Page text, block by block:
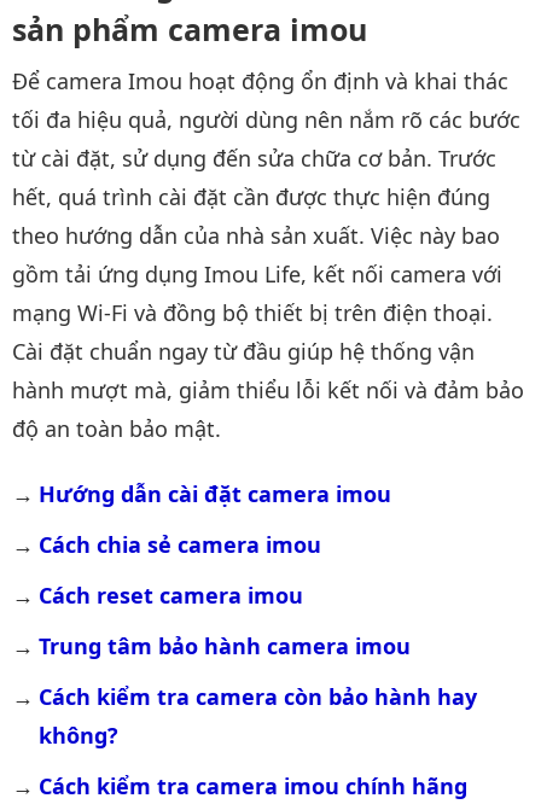
sản phẩm camera imou
Để camera Imou hoạt động ổn định và khai thác
tối đa hiệu quả, người dùng nên nắm rõ các bước
từ cài đặt, sử dụng đến sửa chữa cơ bản. Trước
hết, quá trình cài đặt cần được thực hiện đúng
theo hướng dẫn của nhà sản xuất. Việc này bao
gồm tải ứng dụng Imou Life, kết nối camera với
mạng Wi-Fi và đồng bộ thiết bị trên điện thoại.
Cài đặt chuẩn ngay từ đầu giúp hệ thống vận
hành mượt mà, giảm thiểu lỗi kết nối và đảm bảo
độ an toàn bảo mật.
Hướng dẫn cài đặt camera imou
Cách chia sẻ camera imou
Cách reset camera imou
Trung tâm bảo hành camera imou
Cách kiểm tra camera còn bảo hành hay
không?
Cách kiểm tra camera imou chính hãng